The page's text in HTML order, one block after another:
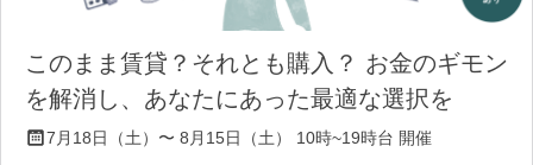
このまま賃貸？それとも購入？ お金のギモン
を解消し、あなたにあった最適な選択を
7月18日（土）〜 8月15日（土） 10時~19時台 開催